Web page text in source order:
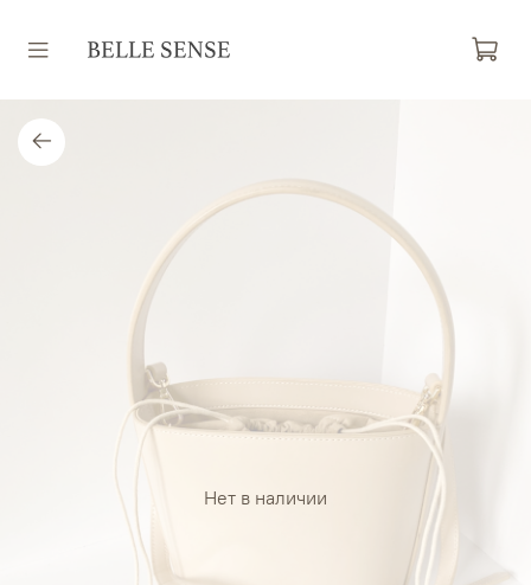
Нет в наличии